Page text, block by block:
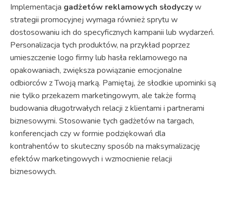
Implementacja gadżetów reklamowych słodyczyw
strategii promocyjnej wymaga również sprytu w
dostosowaniu ich do specyficznych kampanii lub wydarzeń.
Personalizacja tych produktów, na przykład poprzez
umieszczenie logo firmy lub hasła reklamowego na
opakowaniach, zwiększa powiązanie emocjonalne
odbiorców z Twoją marką. Pamiętaj, że słodkie upominki są
nie tylko przekazem marketingowym, ale także formą
budowania długotrwałych relacji z klientami i partnerami
biznesowymi. Stosowanie tych gadżetów na targach,
konferencjach czy w formie podziękowań dla
kontrahentów to skuteczny sposób na maksymalizację
efektów marketingowych i wzmocnienie relacji
biznesowych.